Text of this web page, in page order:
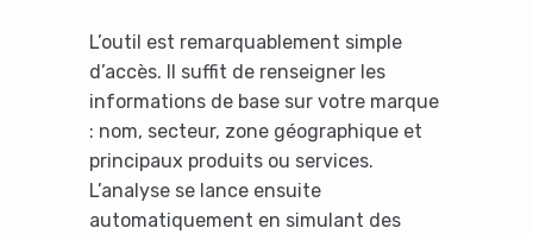
L’outil est remarquablement simple
d’accès. Il suffit de renseigner les
informations de base sur votre marque
: nom, secteur, zone géographique et
principaux produits ou services.
L’analyse se lance ensuite
automatiquement en simulant des